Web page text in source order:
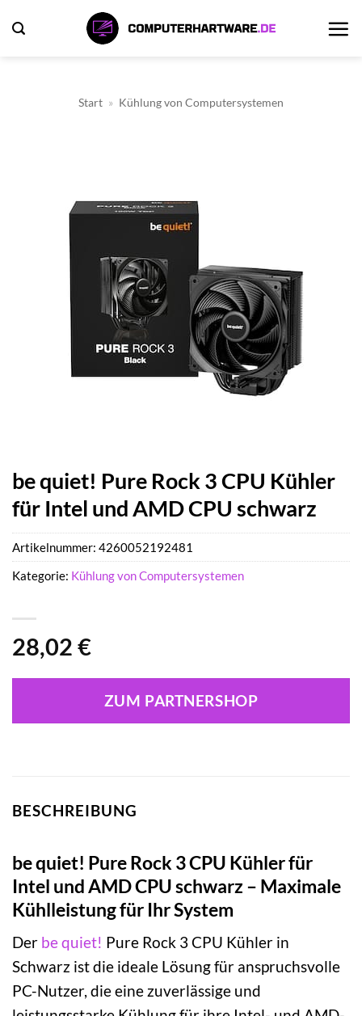
Inhalt
Start » Kühlung von Computersystemen
be quiet! Pure Rock 3 CPU Kühler
für Intel und AMD CPU schwarz
28,02 €
ZUM PARTNERSHOP
Artikelnummer: 4260052192481
Kategorie: Kühlung von Computersystemen
BESCHREIBUNG
be quiet! Pure Rock 3 CPU Kühler für
Intel und AMD CPU schwarz – Maximale
Kühlleistung für Ihr System
Der be quiet! Pure Rock 3 CPU Kühler in
Schwarz ist die ideale Lösung für anspruchsvolle
PC-Nutzer, die eine zuverlässige und